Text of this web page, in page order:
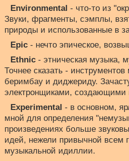
Environmental - что-то из
Звуки, фрагменты, сэмплы,
природы и использованные в
Epic - нечто эпическое,
Ethnic - этническая музыка,
Точнее сказать -
беримбау и диджериду.
электронщиками, создающими
Experimental - в основном,
мной для определения
произведениях больше
идей, нежели привычной всем
музыкальной идиллии.